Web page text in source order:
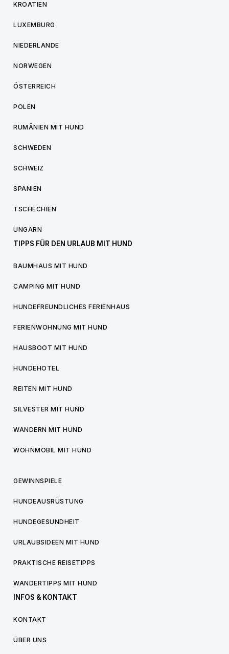
KROATIEN
LUXEMBURG
NIEDERLANDE
NORWEGEN
ÖSTERREICH
POLEN
RUMÄNIEN MIT HUND
SCHWEDEN
SCHWEIZ
SPANIEN
TSCHECHIEN
UNGARN
TIPPS FÜR DEN URLAUB MIT HUND
BAUMHAUS MIT HUND
CAMPING MIT HUND
HUNDEFREUNDLICHES FERIENHAUS
FERIENWOHNUNG MIT HUND
HAUSBOOT MIT HUND
HUNDEHOTEL
REITEN MIT HUND
SILVESTER MIT HUND
WANDERN MIT HUND
WOHNMOBIL MIT HUND
GEWINNSPIELE
HUNDEAUSRÜSTUNG
HUNDEGESUNDHEIT
URLAUBSIDEEN MIT HUND
PRAKTISCHE REISETIPPS
WANDERTIPPS MIT HUND
INFOS & KONTAKT
KONTAKT
ÜBER UNS